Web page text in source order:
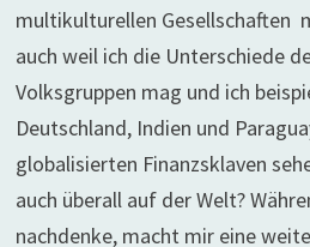
multikulturellen Gesellschaften
auch weil ich die Unterschiede
Volksgruppen mag und ich
Deutschland, Indien und
globalisierten Finanzsklaven
auch überall auf der Welt?
nachdenke, macht mir eine